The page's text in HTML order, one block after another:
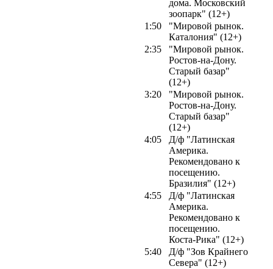
дома. Московский
зоопарк" (12+)
1:50
"Мировой рынок.
Каталония" (12+)
2:35
"Мировой рынок.
Ростов-на-Дону.
Старый базар"
(12+)
3:20
"Мировой рынок.
Ростов-на-Дону.
Старый базар"
(12+)
4:05
Д/ф "Латинская
Америка.
Рекомендовано к
посещению.
Бразилия" (12+)
4:55
Д/ф "Латинская
Америка.
Рекомендовано к
посещению.
Коста-Рика" (12+)
5:40
Д/ф "Зов Крайнего
Севера" (12+)